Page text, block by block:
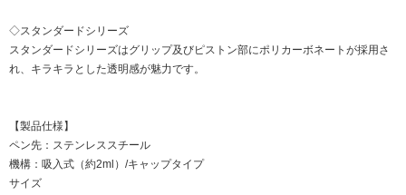
◇スタンダードシリーズ
スタンダードシリーズはグリップ及びピストン部にポリカーボネートが採用さ
れ、キラキラとした透明感が魅力です。
【製品仕様】
ペン先：ステンレススチール
機構：吸入式（約2ml）/キャップタイプ
サイズ